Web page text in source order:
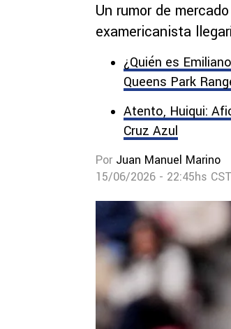
Un rumor de
examericanista
¿Quién es
Queens Park
Atento, Huiqui:
Cruz Azul
Por Juan Manuel Marino
15/06/2026 - 22:45hs CST